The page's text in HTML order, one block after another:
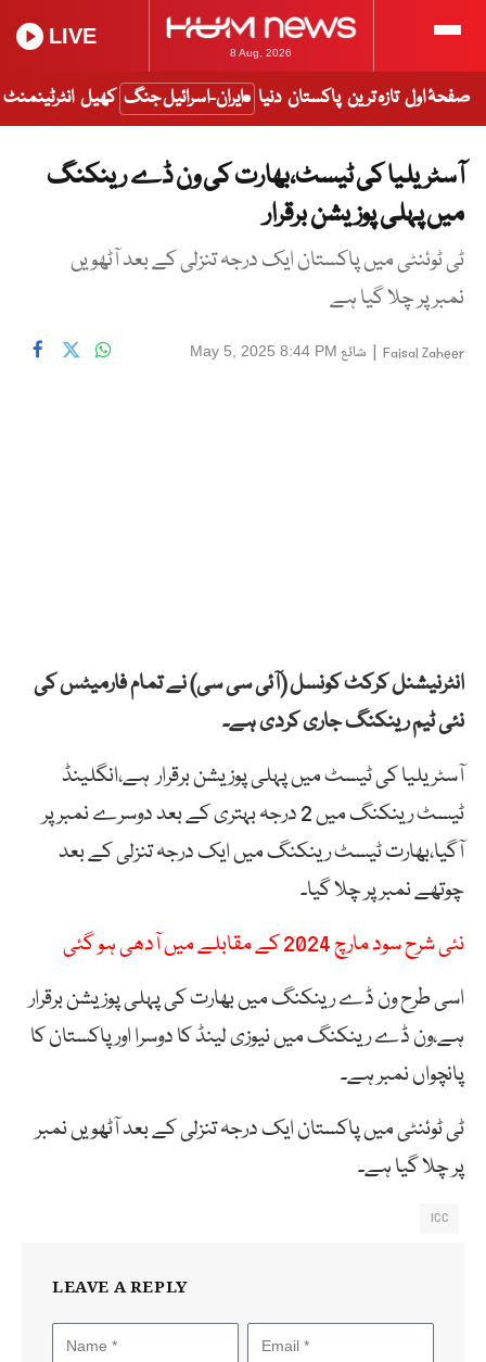
8 Aug, 2026
LIVE
صفحۂ اول تازہ ترین پاکستان دنیا ایران-اسرائیل جنگ کھیل انٹرٹینمنٹ
آسٹریلیا کی ٹیسٹ،بھارت کی ون ڈے رینکنگ
میں پہلی پوزیشن برقرار
ٹی ٹوئنٹی میں پاکستان ایک درجہ تنزلی کے بعد آٹھویں
نمبر پر چلا گیا ہے
Faisal Zaheer
| شائع May 5, 2025 8:44 PM
انٹرنیشنل کرکٹ کونسل (آئی سی سی) نے تمام فارمیٹس کی
نئی ٹیم رینکنگ جاری کردی ہے۔
آسٹریلیا کی ٹیسٹ میں پہلی پوزیشن برقرار ہے،انگلینڈ
ٹیسٹ رینکنگ میں 2 درجہ بہتری کے بعد دوسرے نمبر پر
آگیا،بھارت ٹیسٹ رینکنگ میں ایک درجہ تنزلی کے بعد
چوتھے نمبر پر چلا گیا۔
نئی شرح سود مارچ 2024 کے مقابلے میں آدھی ہو گئی
اسی طرح ون ڈے رینکنگ میں بھارت کی پہلی پوزیشن برقرار
ہے،ون ڈے رینکنگ میں نیوزی لینڈ کا دوسرا اور پاکستان کا
پانچواں نمبر ہے۔
ٹی ٹوئنٹی میں پاکستان ایک درجہ تنزلی کے بعد آٹھویں نمبر
پر چلا گیا ہے۔
ICC
LEAVE A REPLY